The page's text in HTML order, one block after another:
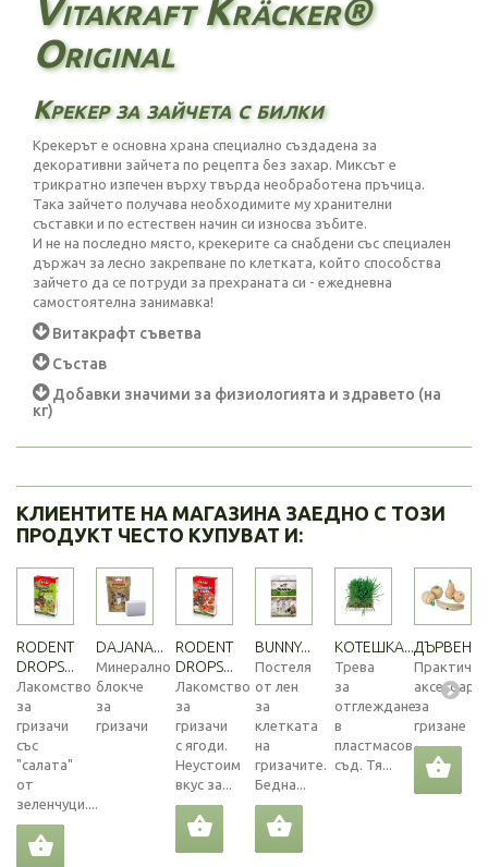
Vitakraft Kräcker®
Original
Крекер за зайчета с билки
Крекерът е основна храна специално създадена за
декоративни зайчета по рецепта без захар. Миксът е
трикратно изпечен върху твърда необработена пръчица.
Така зайчето получава необходимите му хранителни
съставки и по естествен начин си износва зъбите.
И не на последно място, крекерите са снабдени със специален
държач за лесно закрепване по клетката, който способства
зайчето да се потруди за прехраната си - ежедневна
самостоятелна занимавка!
Витакрафт съветва
Състав
Добавки значими за физиологията и здравето (на
кг)
КЛИЕНТИТЕ НА МАГАЗИНА ЗАЕДНО С ТОЗИ
ПРОДУКТ ЧЕСТО КУПУВАТ И:
RODENT
DROPS...
Лакомство
за
гризачи
със
"салата"
от
зеленчуци....
DAJANA...
Минерално
блокче
за
гризачи
RODENT
DROPS...
Лакомство
за
гризачи
с ягоди.
Неустоим
вкус за...
BUNNY...
Постеля
от лен
за
клетката
на
гризачите.
Бедна...
КОТЕШКА...
Трева
за
отглеждане
в
пластмасов
съд. Тя...
Практичен
аксесоар
за
гризане